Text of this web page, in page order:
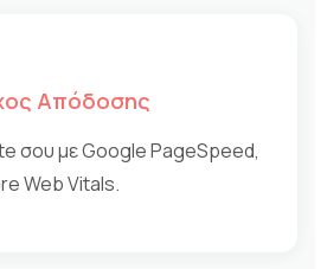
Απόδοσης
σου με Google PageSpeed,
Web Vitals.